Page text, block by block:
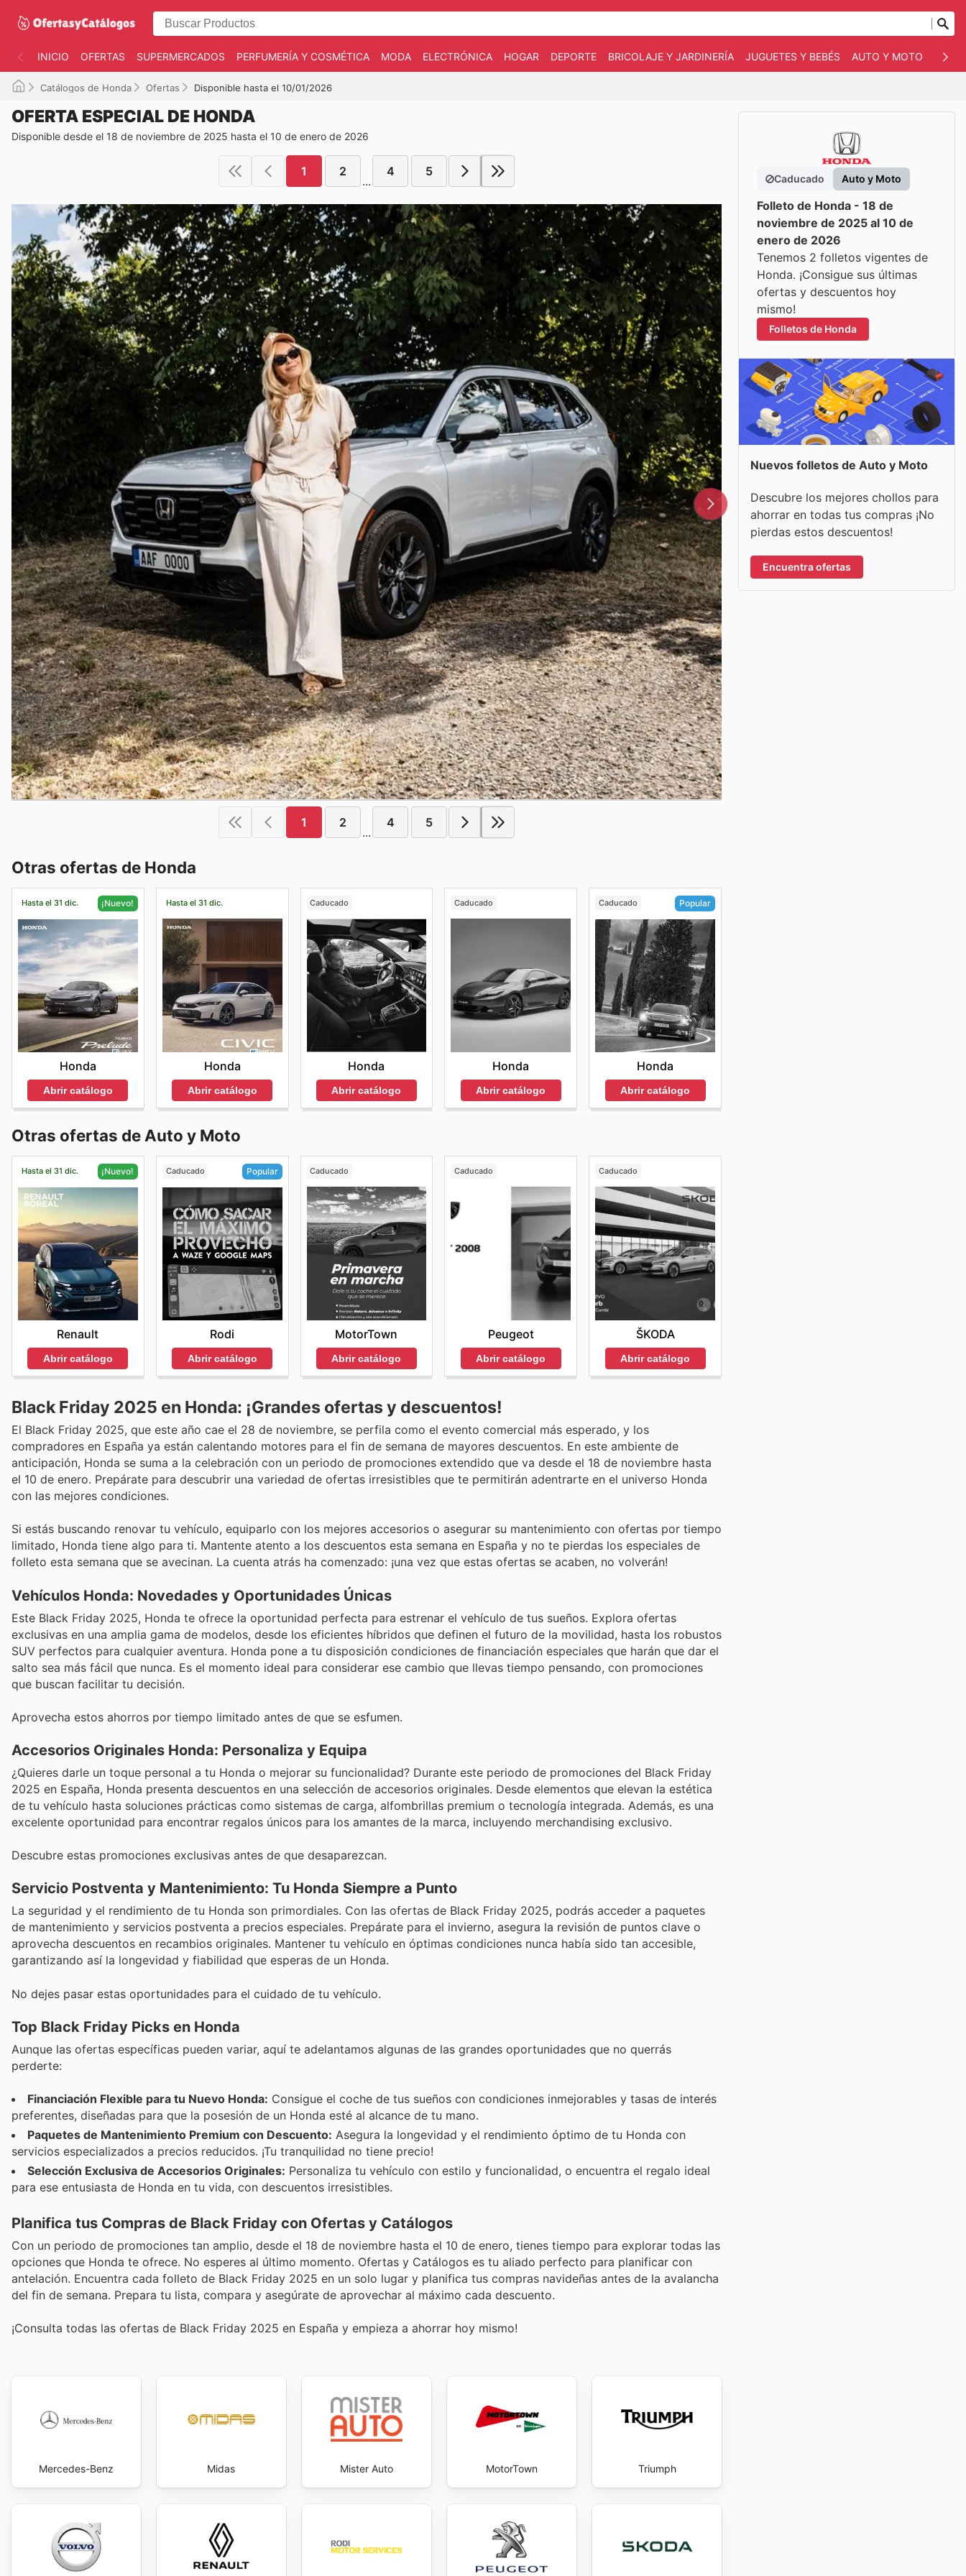
INICIO OFERTAS SUPERMERCADOS PERFUMERÍA Y COSMÉTICA MODA ELECTRÓNICA HOGAR DEPORTE BRICOLAJE Y JARDINERÍA JUGUETES Y BEBÉS AUTO Y MOTO
Catálogos de Honda Ofertas Disponible hasta el 10/01/2026
OFERTA ESPECIAL DE HONDA
Disponible desde el 18 de noviembre de 2025 hasta el 10 de enero de 2026
1 2
...
4 5
1 2
...
4 5
Otras ofertas de Honda
Hasta el 31 dic. ¡Nuevo!
Honda
Abrir catálogo
Hasta el 31 dic.
Honda
Abrir catálogo
Caducado
Honda
Abrir catálogo
Caducado
Honda
Abrir catálogo
Caducado Popular
Honda
Abrir catálogo
Otras ofertas de Auto y Moto
Hasta el 31 dic. ¡Nuevo!
Renault
Abrir catálogo
Caducado Popular
Rodi
Abrir catálogo
Caducado
MotorTown
Abrir catálogo
Caducado
Peugeot
Abrir catálogo
Caducado
ŠKODA
Abrir catálogo
Black Friday 2025 en Honda: ¡Grandes ofertas y descuentos!
El Black Friday 2025, que este año cae el 28 de noviembre, se perfila como el evento comercial más esperado, y los
compradores en España ya están calentando motores para el fin de semana de mayores descuentos. En este ambiente de
anticipación, Honda se suma a la celebración con un periodo de promociones extendido que va desde el 18 de noviembre hasta
el 10 de enero. Prepárate para descubrir una variedad de ofertas irresistibles que te permitirán adentrarte en el universo Honda
con las mejores condiciones.
Si estás buscando renovar tu vehículo, equiparlo con los mejores accesorios o asegurar su mantenimiento con ofertas por tiempo
limitado, Honda tiene algo para ti. Mantente atento a los descuentos esta semana en España y no te pierdas los especiales de
folleto esta semana que se avecinan. La cuenta atrás ha comenzado: ¡una vez que estas ofertas se acaben, no volverán!
Vehículos Honda: Novedades y Oportunidades Únicas
Este Black Friday 2025, Honda te ofrece la oportunidad perfecta para estrenar el vehículo de tus sueños. Explora ofertas
exclusivas en una amplia gama de modelos, desde los eficientes híbridos que definen el futuro de la movilidad, hasta los robustos
SUV perfectos para cualquier aventura. Honda pone a tu disposición condiciones de financiación especiales que harán que dar el
salto sea más fácil que nunca. Es el momento ideal para considerar ese cambio que llevas tiempo pensando, con promociones
que buscan facilitar tu decisión.
Aprovecha estos ahorros por tiempo limitado antes de que se esfumen.
Accesorios Originales Honda: Personaliza y Equipa
¿Quieres darle un toque personal a tu Honda o mejorar su funcionalidad? Durante este periodo de promociones del Black Friday
2025 en España, Honda presenta descuentos en una selección de accesorios originales. Desde elementos que elevan la estética
de tu vehículo hasta soluciones prácticas como sistemas de carga, alfombrillas premium o tecnología integrada. Además, es una
excelente oportunidad para encontrar regalos únicos para los amantes de la marca, incluyendo merchandising exclusivo.
Descubre estas promociones exclusivas antes de que desaparezcan.
Servicio Postventa y Mantenimiento: Tu Honda Siempre a Punto
La seguridad y el rendimiento de tu Honda son primordiales. Con las ofertas de Black Friday 2025, podrás acceder a paquetes
de mantenimiento y servicios postventa a precios especiales. Prepárate para el invierno, asegura la revisión de puntos clave o
aprovecha descuentos en recambios originales. Mantener tu vehículo en óptimas condiciones nunca había sido tan accesible,
garantizando así la longevidad y fiabilidad que esperas de un Honda.
No dejes pasar estas oportunidades para el cuidado de tu vehículo.
Top Black Friday Picks en Honda
Aunque las ofertas específicas pueden variar, aquí te adelantamos algunas de las grandes oportunidades que no querrás
perderte:
Financiación Flexible para tu Nuevo Honda: Consigue el coche de tus sueños con condiciones inmejorables y tasas de interés
preferentes, diseñadas para que la posesión de un Honda esté al alcance de tu mano.
Paquetes de Mantenimiento Premium con Descuento: Asegura la longevidad y el rendimiento óptimo de tu Honda con
servicios especializados a precios reducidos. ¡Tu tranquilidad no tiene precio!
Selección Exclusiva de Accesorios Originales: Personaliza tu vehículo con estilo y funcionalidad, o encuentra el regalo ideal
para ese entusiasta de Honda en tu vida, con descuentos irresistibles.
Planifica tus Compras de Black Friday con Ofertas y Catálogos
Con un periodo de promociones tan amplio, desde el 18 de noviembre hasta el 10 de enero, tienes tiempo para explorar todas las
opciones que Honda te ofrece. No esperes al último momento. Ofertas y Catálogos es tu aliado perfecto para planificar con
antelación. Encuentra cada folleto de Black Friday 2025 en un solo lugar y planifica tus compras navideñas antes de la avalancha
del fin de semana. Prepara tu lista, compara y asegúrate de aprovechar al máximo cada descuento.
¡Consulta todas las ofertas de Black Friday 2025 en España y empieza a ahorrar hoy mismo!
Mercedes-Benz Midas Mister Auto MotorTown Triumph
Caducado Auto y Moto
Folleto de Honda - 18 de
noviembre de 2025 al 10 de
enero de 2026
Tenemos 2 folletos vigentes de
Honda. ¡Consigue sus últimas
ofertas y descuentos hoy
mismo!
Folletos de Honda
Nuevos folletos de Auto y Moto
Descubre los mejores chollos para
ahorrar en todas tus compras ¡No
pierdas estos descuentos!
Encuentra ofertas